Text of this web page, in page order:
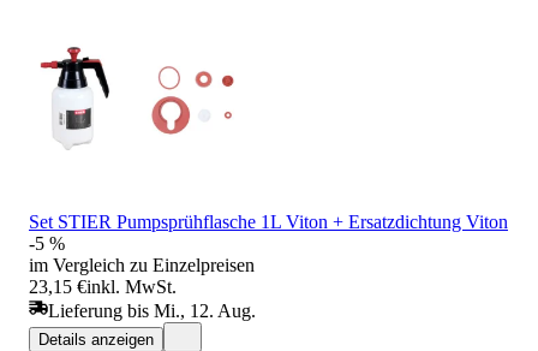
Set STIER Pumpsprühflasche 1L Viton + Ersatzdichtung Viton
-5 %
im Vergleich zu Einzelpreisen
23,15 €inkl. MwSt.
Lieferung bis Mi., 12. Aug.
Details anzeigen